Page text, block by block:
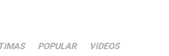
POPULAR VIDEOS